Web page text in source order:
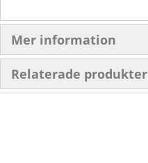
Mer information
Relaterade produkter